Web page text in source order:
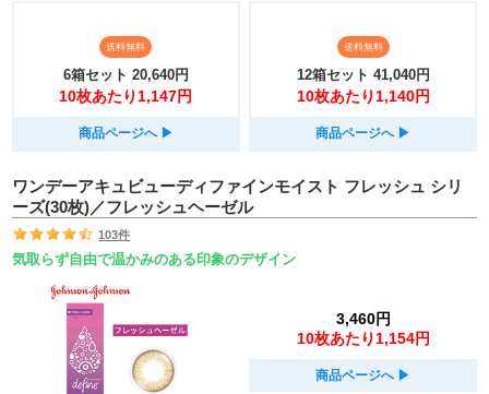
送料無料
6箱セット 20,640円
10枚あたり1,147円
商品ページへ ▶︎
送料無料
12箱セット 41,040円
10枚あたり1,140円
商品ページへ ▶︎
ワンデーアキュビューディファインモイスト フレッシュ シリ
ーズ(30枚)／フレッシュヘーゼル
103件
気取らず自由で温かみのある印象のデザイン
3,460円
10枚あたり1,154円
商品ページへ ▶︎